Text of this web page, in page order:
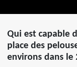
Qui est capable
place des
environs dans le